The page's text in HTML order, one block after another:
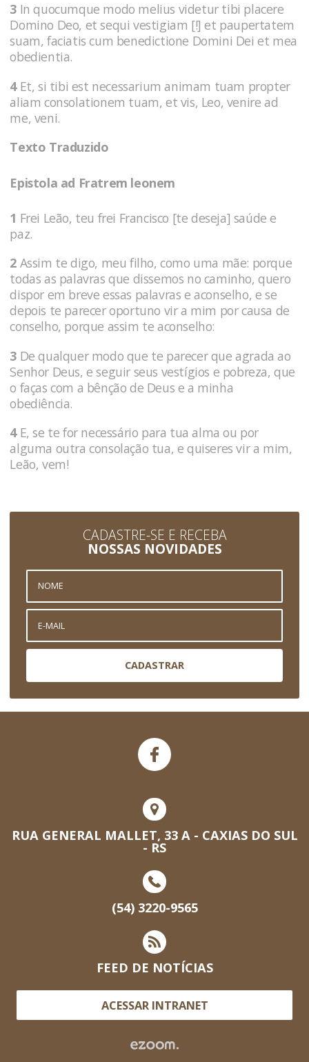
3 In quocumque modo melius videtur tibi placere
Domino Deo, et sequi vestigiam [!] et paupertatem
suam, faciatis cum benedictione Domini Dei et mea
obedientia.
4Et, si tibi est necessarium animam tuam propter
aliam consolationem tuam, et vis, Leo, venire ad
me, veni.
Texto Traduzido
Epistola ad Fratrem leonem
1 Frei Leão, teu frei Francisco [te deseja] saúde e
paz.
2 Assim te digo, meu filho, como uma mãe: porque
todas as palavras que dissemos no caminho, quero
dispor em breve essas palavras e aconselho, e se
depois te parecer oportuno vir a mim por causa de
conselho, porque assim te aconselho:
3 De qualquer modo que te parecer que agrada ao
Senhor Deus, e seguir seus vestígios e pobreza, que
o faças com a bênção de Deus e a minha
obediência.
4E, se te for necessário para tua alma ou por
alguma outra consolação tua, e quiseres vir a mim,
Leão, vem!
CADASTRE-SE E RECEBA
NOSSAS NOVIDADES
CADASTRAR
RUA GENERAL MALLET, 33 A - CAXIAS DO SUL
- RS
(54) 3220-9565
FEED DE NOTÍCIAS
ACESSAR INTRANET